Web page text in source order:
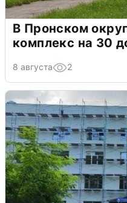
В Пронском
комплекс на 30
8 августа 2